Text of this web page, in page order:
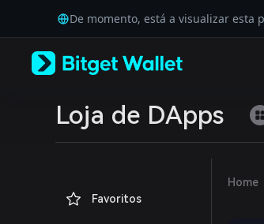
Tiếng Việt
Русский
Español (Latinoamérica)
Português (Portugal)
Bahasa Indonesia
De momento, está a visualizar esta
Loja de DApps
Favoritos
Home